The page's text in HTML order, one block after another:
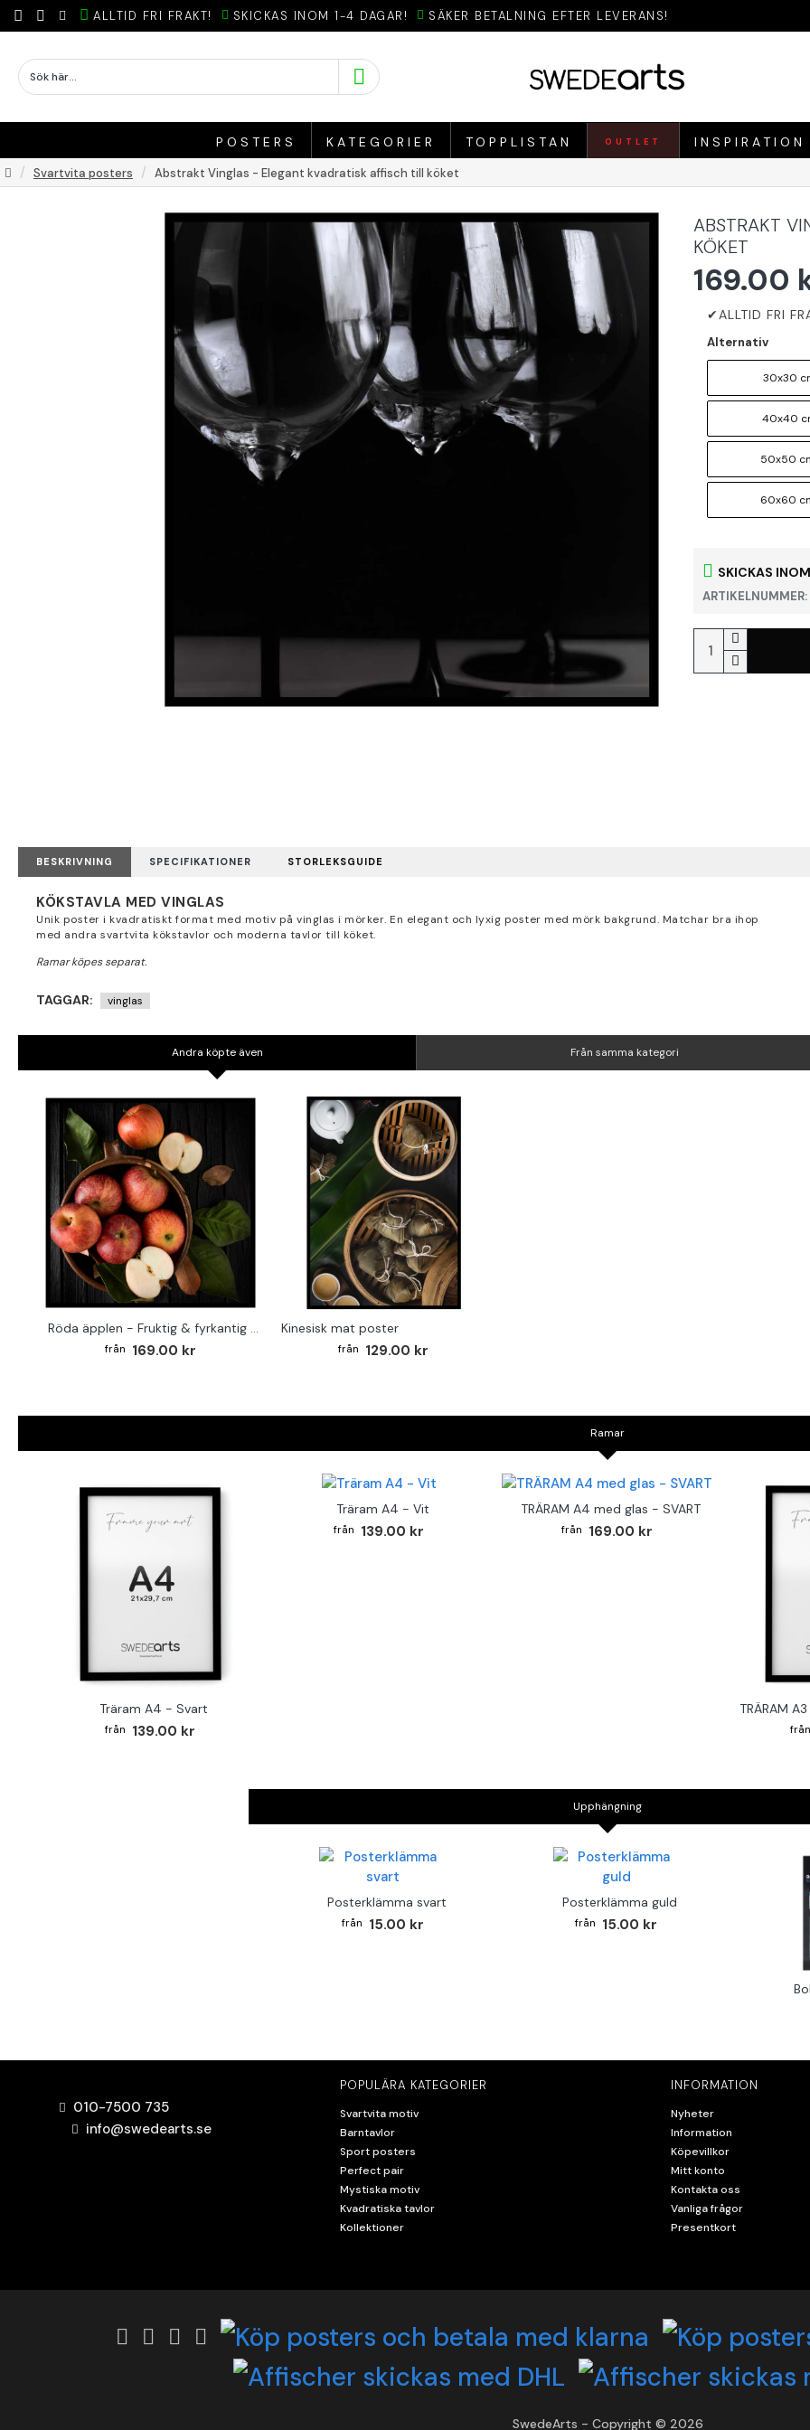
ALLTID FRI FRAKT! SKICKAS INOM 1-4 DAGAR! SÄKER BETALNING EFTER LEVERANS!
POSTERS KATEGORIER TOPPLISTAN OUTLET INSPIRATION
Svartvita posters Abstrakt Vinglas - Elegant kvadratisk affisch till köket
ABSTRAKT
KÖKET
SKICKAS
ARTIKELNUMMER:
169.00
Alternativ
30x30
40x40
50x50
60x60
BESKRIVNING SPECIFIKATIONER STORLEKSGUIDE
KÖKSTAVLA MED VINGLAS
Unik poster i kvadratiskt format med motiv på vinglas i mörker. En elegant och lyxig poster med mörk bakgrund. Matchar bra ihop
med andra svartvita kökstavlor och moderna tavlor till köket.
TAGGAR: vinglas
Andra köpte även Från samma kategori
Röda äpplen - Fruktig & fyrkantig köksposter
169.00 kr
Kinesisk mat poster
129.00 kr
Ramar
Träram A4 - Svart
139.00 kr
Träram A4 - Vit
139.00 kr
TRÄRAM A4 med glas - SVART
169.00 kr
TRÄRAM
Upphängning
Posterklämma svart
15.00 kr
Posterklämma guld
15.00 kr
010-7500 735
info@swedearts.se
POPULÄRA KATEGORIER
Svartvita motiv
Barntavlor
Sport posters
Perfect pair
Mystiska motiv
Kvadratiska tavlor
Kollektioner
INFORMATION
Nyheter
Information
Köpevillkor
Mitt konto
Kontakta oss
Vanliga frågor
Presentkort
SwedeArts - Copyright © 2026